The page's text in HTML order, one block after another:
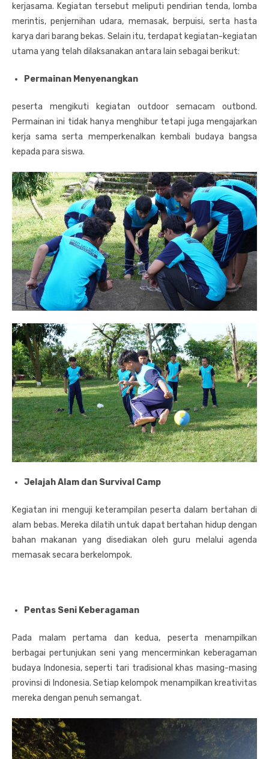
kerjasama. Kegiatan tersebut meliputi pendirian tenda, lomba
merintis, penjernihan udara, memasak, berpuisi, serta hasta
karya dari barang bekas. Selain itu, terdapat kegiatan-kegiatan
utama yang telah dilaksanakan antara lain sebagai berikut:
Permainan Menyenangkan
peserta mengikuti kegiatan outdoor semacam outbond.
Permainan ini tidak hanya menghibur tetapi juga mengajarkan
kerja sama serta memperkenalkan kembali budaya bangsa
kepada para siswa.
Jelajah Alam dan Survival Camp
Kegiatan ini menguji keterampilan peserta dalam bertahan di
alam bebas. Mereka dilatih untuk dapat bertahan hidup dengan
bahan makanan yang disediakan oleh guru melalui agenda
memasak secara berkelompok.
Pentas Seni Keberagaman
Pada malam pertama dan kedua, peserta menampilkan
berbagai pertunjukan seni yang mencerminkan keberagaman
budaya Indonesia, seperti tari tradisional khas masing-masing
provinsi di Indonesia. Setiap kelompok menampilkan kreativitas
mereka dengan penuh semangat.